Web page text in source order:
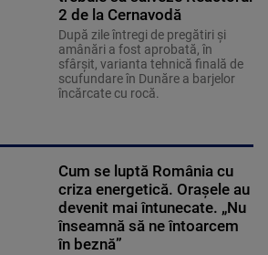
2 de la Cernavodă
După zile întregi de pregătiri și
amânări a fost aprobată, în
sfârșit, varianta tehnică finală de
scufundare în Dunăre a barjelor
încărcate cu rocă.
Cum se luptă România cu
criza energetică. Orașele au
devenit mai întunecate. „Nu
înseamnă să ne întoarcem
în beznă”